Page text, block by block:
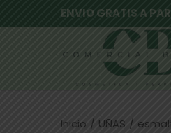
ENVIO GRATIS A
Inicio / UÑAS /